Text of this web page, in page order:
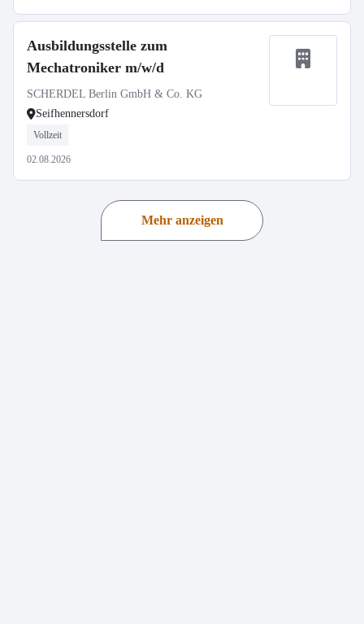
Ausbildungsstelle zum
Mechatroniker m/w/d
SCHERDEL Berlin GmbH & Co. KG
Seifhennersdorf
Vollzeit
02.08.2026
Mehr anzeigen